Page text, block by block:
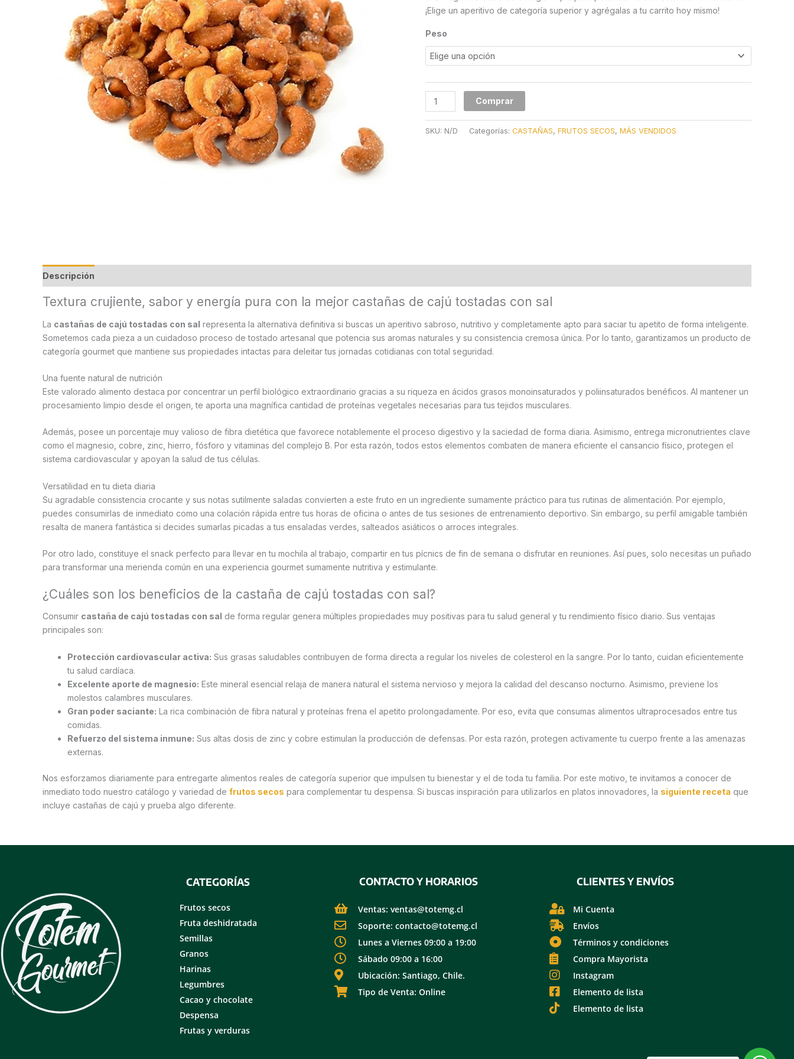
¡Elige un aperitivo de categoría superior y agrégalas a tu carrito hoy mismo!
Peso
Comprar
SKU: N/D Categorías: CASTAÑAS, FRUTOS SECOS, MÁS VENDIDOS
Descripción
Textura crujiente, sabor y energía pura con la mejor castañas de cajú tostadas con sal
La castañas de cajú tostadas con sal representa la alternativa definitiva si buscas un aperitivo sabroso, nutritivo y completamente apto para saciar tu apetito de forma inteligente.
Sometemos cada pieza a un cuidadoso proceso de tostado artesanal que potencia sus aromas naturales y su consistencia cremosa única. Por lo tanto, garantizamos un producto de
categoría gourmet que mantiene sus propiedades intactas para deleitar tus jornadas cotidianas con total seguridad.
Una fuente natural de nutrición
Este valorado alimento destaca por concentrar un perfil biológico extraordinario gracias a su riqueza en ácidos grasos monoinsaturados y poliinsaturados benéficos. Al mantener un
procesamiento limpio desde el origen, te aporta una magnífica cantidad de proteínas vegetales necesarias para tus tejidos musculares.
Además, posee un porcentaje muy valioso de fibra dietética que favorece notablemente el proceso digestivo y la saciedad de forma diaria. Asimismo, entrega micronutrientes clave
como el magnesio, cobre, zinc, hierro, fósforo y vitaminas del complejo B. Por esta razón, todos estos elementos combaten de manera eficiente el cansancio físico, protegen el
sistema cardiovascular y apoyan la salud de tus células.
Versatilidad en tu dieta diaria
Su agradable consistencia crocante y sus notas sutilmente saladas convierten a este fruto en un ingrediente sumamente práctico para tus rutinas de alimentación. Por ejemplo,
puedes consumirlas de inmediato como una colación rápida entre tus horas de oficina o antes de tus sesiones de entrenamiento deportivo. Sin embargo, su perfil amigable también
resalta de manera fantástica si decides sumarlas picadas a tus ensaladas verdes, salteados asiáticos o arroces integrales.
Por otro lado, constituye el snack perfecto para llevar en tu mochila al trabajo, compartir en tus pícnics de fin de semana o disfrutar en reuniones. Así pues, solo necesitas un puñado
para transformar una merienda común en una experiencia gourmet sumamente nutritiva y estimulante.
¿Cuáles son los beneficios de la castaña de cajú tostadas con sal?
Consumir castaña de cajú tostadas con sal de forma regular genera múltiples propiedades muy positivas para tu salud general y tu rendimiento físico diario. Sus ventajas
principales son:
Protección cardiovascular activa: Sus grasas saludables contribuyen de forma directa a regular los niveles de colesterol en la sangre. Por lo tanto, cuidan eficientemente
tu salud cardíaca.
Excelente aporte de magnesio: Este mineral esencial relaja de manera natural el sistema nervioso y mejora la calidad del descanso nocturno. Asimismo, previene los
molestos calambres musculares.
Gran poder saciante: La rica combinación de fibra natural y proteínas frena el apetito prolongadamente. Por eso, evita que consumas alimentos ultraprocesados entre tus
comidas.
Refuerzo del sistema inmune: Sus altas dosis de zinc y cobre estimulan la producción de defensas. Por esta razón, protegen activamente tu cuerpo frente a las amenazas
externas.
Nos esforzamos diariamente para entregarte alimentos reales de categoría superior que impulsen tu bienestar y el de toda tu familia. Por este motivo, te invitamos a conocer de
inmediato todo nuestro catálogo y variedad de frutos secos para complementar tu despensa. Si buscas inspiración para utilizarlos en platos innovadores, la siguiente receta que
incluye castañas de cajú y prueba algo diferente.
CATEGORÍAS
Frutos secos
Fruta deshidratada
Semillas
Granos
Harinas
Legumbres
Cacao y chocolate
Despensa
Frutas y verduras
CONTACTO Y HORARIOS
Ventas: ventas@totemg.cl
Soporte: contacto@totemg.cl
Lunes a Viernes 09:00 a 19:00
Sábado 09:00 a 16:00
Ubicación: Santiago, Chile.
Tipo de Venta: Online
CLIENTES Y ENVÍOS
Mi Cuenta
Envíos
Términos y condiciones
Compra Mayorista
Instagram
Elemento de lista
Elemento de lista